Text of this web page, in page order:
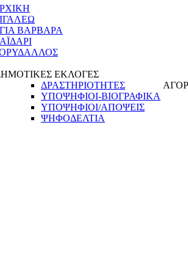
ΒΑΡΒΑΡΑ
ΕΚΛΟΓΕΣ
ΔΡΑΣΤΗΡΙΟΤΗΤΕΣ
ΥΠΟΨΗΦΙΟΙ-ΒΙΟΓΡΑΦΙΚΑ
ΥΠΟΨΗΦΙΟΙ/ΑΠΟΨΕΙΣ
ΨΗΦΟΔΕΛΤΙΑ